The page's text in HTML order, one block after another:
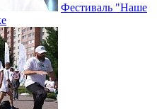
Фестиваль "Наше